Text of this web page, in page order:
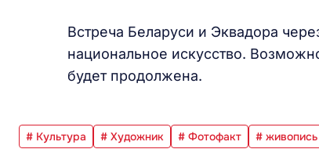
Встреча Беларуси и Эквадора
национальное искусство.
будет продолжена.
# Культура # Художник # Фотофакт # живопись